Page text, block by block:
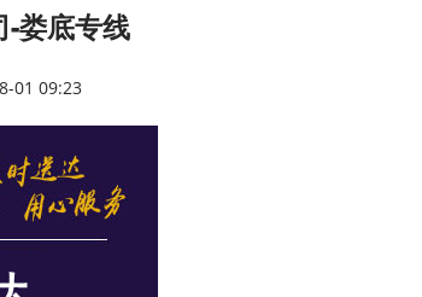
-娄底专线
01 09:23